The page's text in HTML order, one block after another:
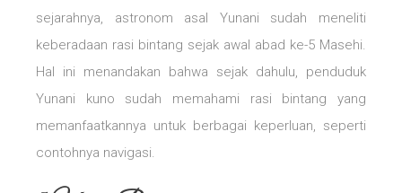
sejarahnya, astronom asal Yunani sudah meneliti
keberadaan rasi bintang sejak awal abad ke-5 Masehi.
Hal ini menandakan bahwa sejak dahulu, penduduk
Yunani kuno sudah memahami rasi bintang yang
memanfaatkannya untuk berbagai keperluan, seperti
contohnya navigasi.